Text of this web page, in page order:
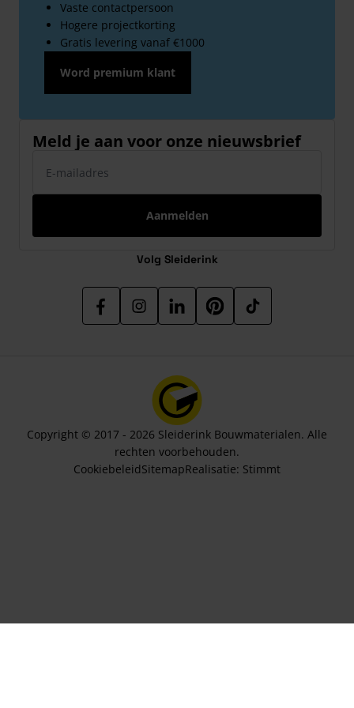
Vaste contactpersoon
Hogere projectkorting
Gratis levering vanaf €1000
Word premium klant
Meld je aan voor onze nieuwsbrief
Aanmelden
Volg Sleiderink
Copyright © 2017 - 2026 Sleiderink Bouwmaterialen. Alle
rechten voorbehouden.
CookiebeleidSitemapRealisatie: Stimmt